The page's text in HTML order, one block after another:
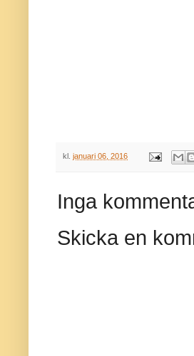
kl. januari 06, 2016
Inga
Skicka en